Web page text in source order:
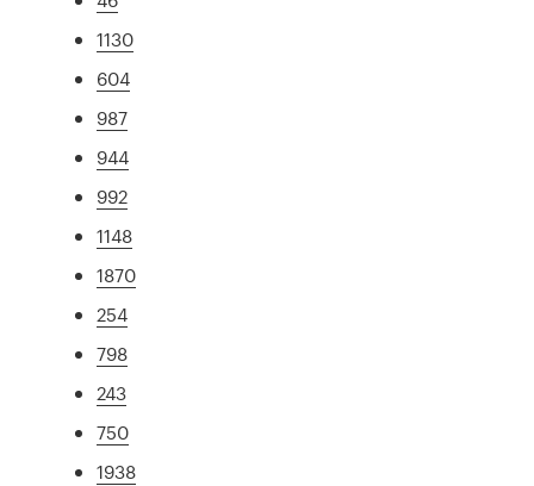
1130
604
987
944
992
1148
1870
254
798
243
750
1938